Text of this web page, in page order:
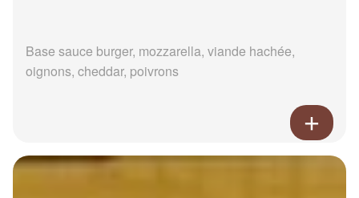
Base sauce burger, mozzarella, viande hachée,
oignons, cheddar, poivrons